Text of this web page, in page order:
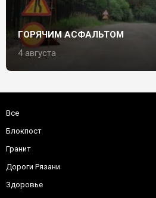
ГОРЯЧИМ АСФАЛЬТОМ
4 августа
Все
Блокпост
Гранит
Дороги Рязани
Здоровье